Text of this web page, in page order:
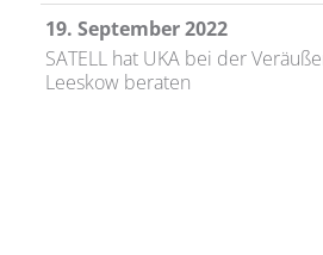
19. September 2022
SATELL hat UKA bei der
Leeskow beraten